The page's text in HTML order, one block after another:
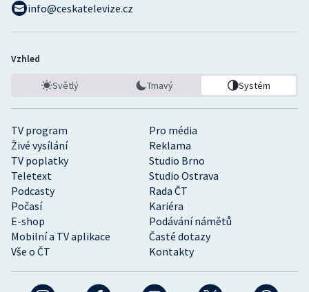
TV program
Pro média
Živé vysílání
Reklama
TV poplatky
Studio Brno
Teletext
Studio Ostrava
Podcasty
Rada ČT
Počasí
Kariéra
E-shop
Podávání námětů
Mobilní a TV aplikace
Časté dotazy
Vše o ČT
Kontakty
info@ceskatelevize.cz
Vzhled
Světlý Tmavý Systém